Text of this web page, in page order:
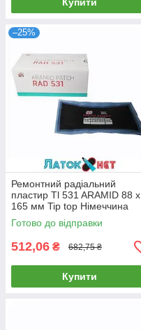
–25%
Ремонтний радіальний
пластир Tl 531 ARAMID 88 х
165 мм Tip top Німеччина
Готово до відправки
512,06 ₴ 682,75 ₴
Купити